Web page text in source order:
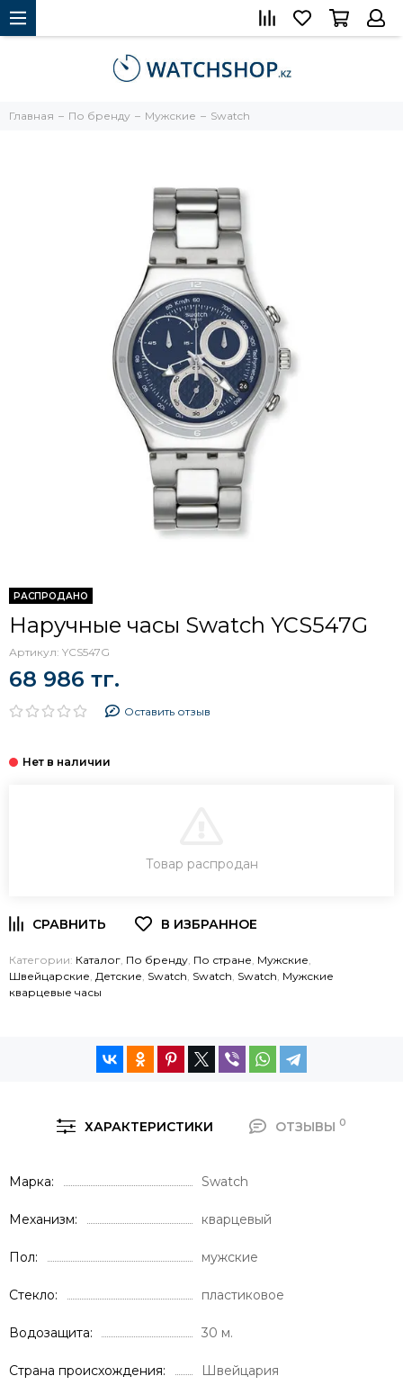
Главная По бренду Мужские Swatch
РАСПРОДАНО
Наручные часы Swatch YCS547G
Артикул: YCS547G
68 986 тг.
Оставить отзыв
ЗАКАЗ В ОДИН КЛИК
Товар распродан
Категории: Каталог По бренду По стране Мужские
Швейцарские Детские Swatch Swatch Swatch Мужские
кварцевые часы
ХАРАКТЕРИСТИКИ ОТЗЫВЫ 0
Марка Swatch
Механизм кварцевый
Пол мужские
Стекло пластиковое
Водозащита 30 м.
Страна происхождения Швейцария